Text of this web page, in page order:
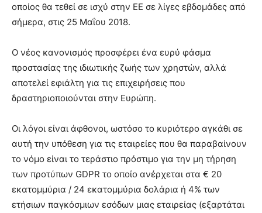
οποίος θα τεθεί σε ισχύ στην ΕΕ σε λίγες εβδομάδες από
σήμερα, στις 25 Μαΐου 2018.
Ο νέος κανονισμός προσφέρει ένα ευρύ φάσμα
προστασίας της ιδιωτικής ζωής των χρηστών, αλλά
αποτελεί εφιάλτη για τις επιχειρήσεις που
δραστηριοποιούνται στην Ευρώπη.
Οι λόγοι είναι άφθονοι, ωστόσο το κυριότερο αγκάθι σε
αυτή την υπόθεση για τις εταιρείες που θα παραβαίνουν
το νόμο είναι το τεράστιο πρόστιμο για την μη τήρηση
των προτύπων GDPR το οποίο ανέρχεται στα € 20
εκατομμύρια / 24 εκατομμύρια δολάρια ή 4% των
ετήσιων παγκόσμιων εσόδων μιας εταιρείας (εξαρτάται